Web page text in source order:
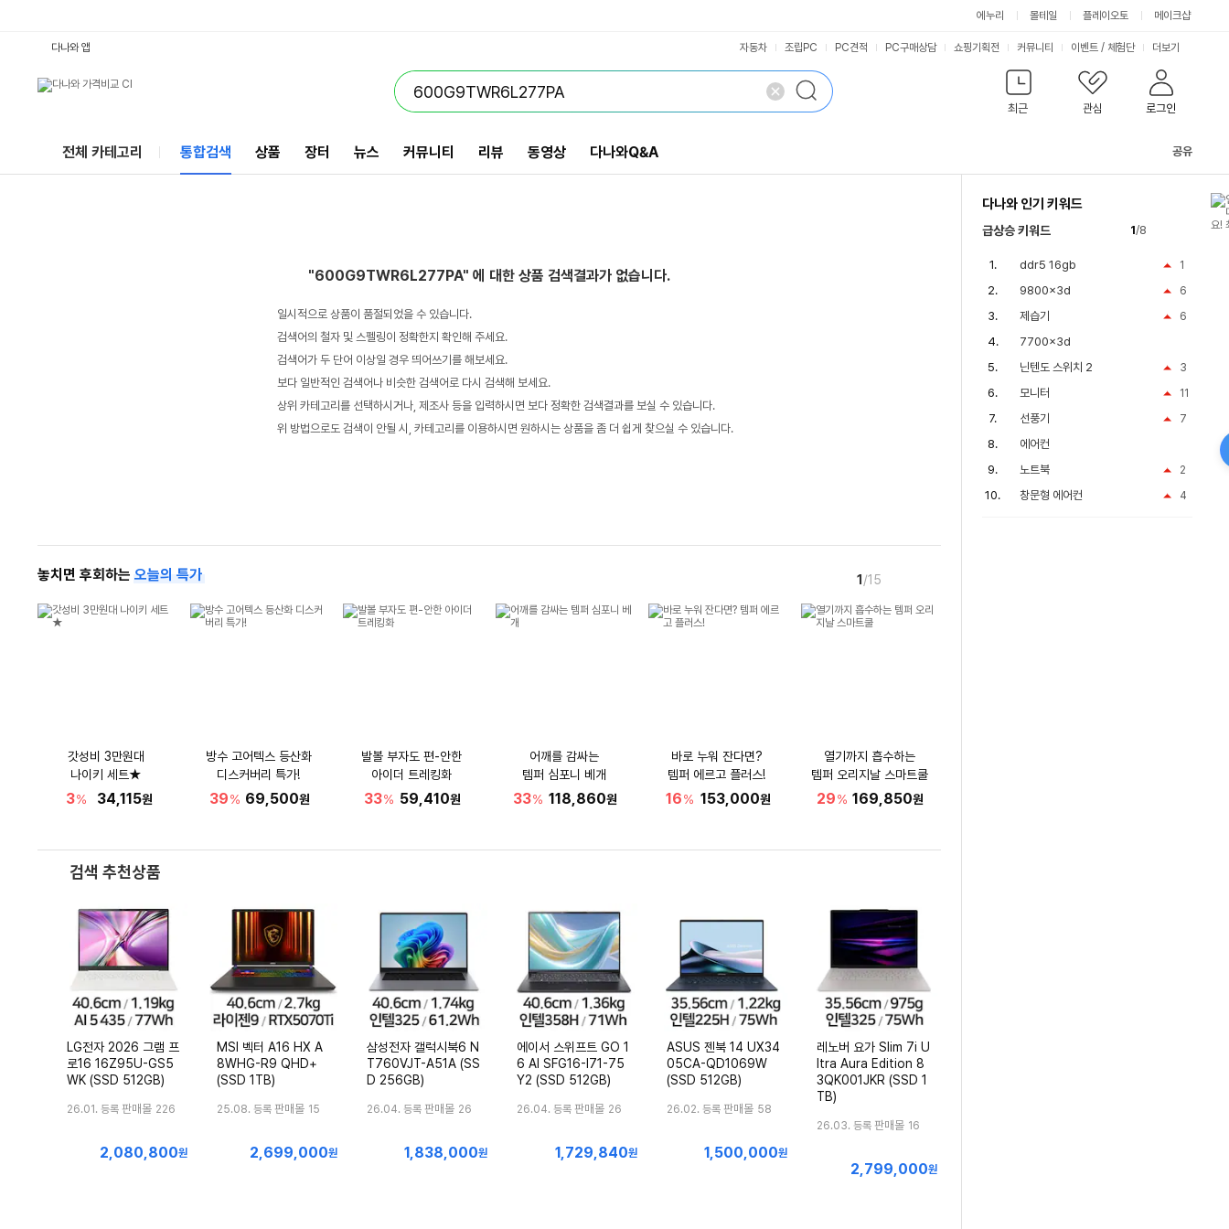
에누리 몰테일 플레이오토 메이크샵
최근 관심 로그인
다나와 앱 자동차 조립PC PC견적 PC구매상담 쇼핑기획전 커뮤니티 이벤트 / 체험단 더보기
전체 카테고리 통합검색 상품 장터 뉴스 커뮤니티 리뷰 동영상 다나와Q&A 공유
"600G9TWR6L277PA" 에 대한 상품 검색결과가 없습니다.
일시적으로 상품이 품절되었을 수 있습니다.
검색어의 철자 및 스펠링이 정확한지 확인해 주세요.
검색어가 두 단어 이상일 경우 띄어쓰기를 해보세요.
보다 일반적인 검색어나 비슷한 검색어로 다시 검색해 보세요.
상위 카테고리를 선택하시거나, 제조사 등을 입력하시면 보다 정확한 검색결과를 보실 수 있습니다.
위 방법으로도 검색이 안될 시, 카테고리를 이용하시면 원하시는 상품을 좀 더 쉽게 찾으실 수 있습니다.
놓치면 후회하는 오늘의 특가 1 /15
갓성비 3만원대
나이키 세트★
3% 34,115원
방수 고어텍스 등산화
디스커버리 특가!
39% 69,500원
발볼 부자도 편-안한
아이더 트레킹화
33% 59,410원
어깨를 감싸는
템퍼 심포니 베개
33% 118,860원
바로 누워 잔다면?
템퍼 에르고 플러스!
16% 153,000원
열기까지 흡수하는
템퍼 오리지날 스마트쿨
29% 169,850원
검색 추천상품
LG전자 2026 그램 프
로16 16Z95U-GS5
WK (SSD 512GB)
26.01. 등록 판매몰 226
최
2,080,800원
MSI 벡터 A16 HX A
8WHG-R9 QHD+
(SSD 1TB)
25.08. 등록 판매몰 15
최
2,699,000원
삼성전자 갤럭시북6 N
T760VJT-A51A (SS
D 256GB)
26.04. 등록 판매몰 26
최1,838,000원
에이서 스위프트 GO 1
6 AI SFG16-I71-75
Y2 (SSD 512GB)
26.04. 등록 판매몰 26
최1,729,840원
ASUS 젠북 14 UX34
05CA-QD1069W
(SSD 512GB)
26.02. 등록 판매몰 58
최1,500,000원
레노버 요가 Slim 7i U
ltra Aura Edition 8
3QK001JKR (SSD 1
TB)
26.03. 등록 판매몰 16
최
2,799,000원
다나와 인기 키워드
급상승 키워드 1/8
1
ddr5 16gb
6
9800x3d
6
제습기
7700x3d
3
닌텐도 스위치 2
11
모니터
7
선풍기
에어컨
2
노트북
4
창문형 에어컨